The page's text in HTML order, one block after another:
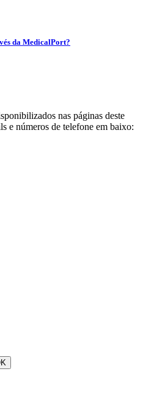
da MedicalPort?
nas páginas deste
e números de telefone em baixo: